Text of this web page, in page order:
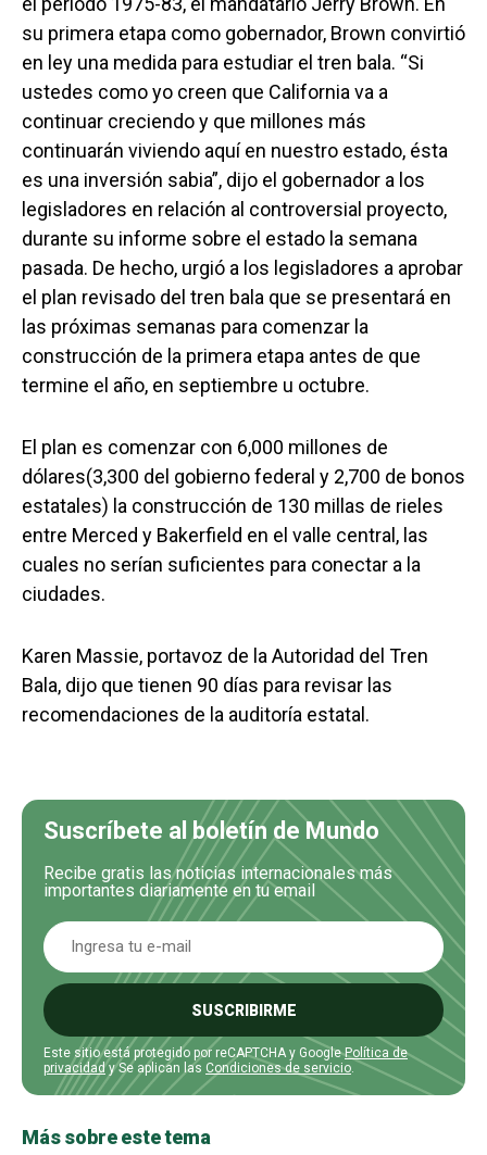
su primera etapa como gobernador, Brown convirtió
en ley una medida para estudiar el tren bala. “Si
ustedes como yo creen que California va a
continuar creciendo y que millones más
continuarán viviendo aquí en nuestro estado, ésta
es una inversión sabia”, dijo el gobernador a los
legisladores en relación al controversial proyecto,
durante su informe sobre el estado la semana
pasada. De hecho, urgió a los legisladores a aprobar
el plan revisado del tren bala que se presentará en
las próximas semanas para comenzar la
construcción de la primera etapa antes de que
termine el año, en septiembre u octubre.
El plan es comenzar con 6,000 millones de
dólares(3,300 del gobierno federal y 2,700 de bonos
estatales) la construcción de 130 millas de rieles
entre Merced y Bakerfield en el valle central, las
cuales no serían suficientes para conectar a la
ciudades.
Karen Massie, portavoz de la Autoridad del Tren
Bala, dijo que tienen 90 días para revisar las
recomendaciones de la auditoría estatal.
Suscríbete al boletín de Mundo
Recibe gratis las noticias internacionales más
importantes diariamente en tu email
SUSCRIBIRME
Este sitio está protegido por reCAPTCHA y GooglePolítica de
privacidady Se aplican las Condiciones de servicio.
Más sobre este tema